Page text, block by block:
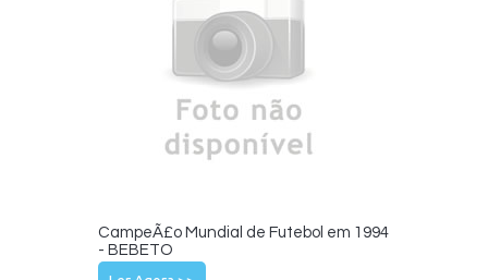
CampeÃ£o Mundial de Futebol em 1994
- BEBETO